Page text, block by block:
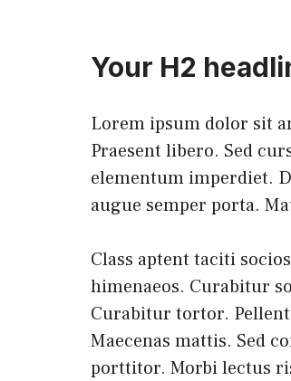
Your H2
Lorem ipsum dolor sit
Praesent libero. Sed
elementum imperdiet.
augue semper porta.
Class aptent taciti
himenaeos. Curabitur
Curabitur tortor.
Maecenas mattis. Sed
porttitor. Morbi lectus